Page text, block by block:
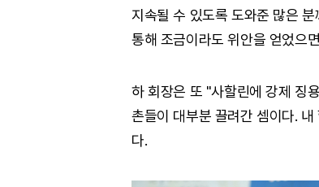
지속될 수 있도록 도와준 많은
통해 조금이라도 위안을 얻었으
하 회장은 또 "사할린에 강제 징
촌들이 대부분 끌려간 셈이다.
다.